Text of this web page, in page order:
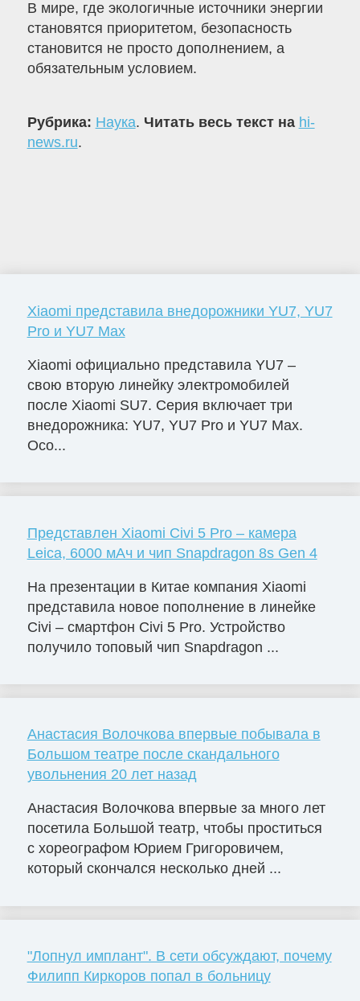
В мире, где экологичные источники энергии
становятся приоритетом, безопасность
становится не просто дополнением, а
обязательным условием.
Рубрика: Наука. Читать весь текст на hi-
news.ru.
Xiaomi представила внедорожники YU7, YU7
Pro и YU7 Max
Xiaomi официально представила YU7 –
свою вторую линейку электромобилей
после Xiaomi SU7. Серия включает три
внедорожника: YU7, YU7 Pro и YU7 Max.
Осо...
Представлен Xiaomi Civi 5 Pro – камера
Leica, 6000 мАч и чип Snapdragon 8s Gen 4
На презентации в Китае компания Xiaomi
представила новое пополнение в линейке
Civi – смартфон Civi 5 Pro. Устройство
получило топовый чип Snapdragon ...
Анастасия Волочкова впервые побывала в
Большом театре после скандального
увольнения 20 лет назад
Анастасия Волочкова впервые за много лет
посетила Большой театр, чтобы проститься
с хореографом Юрием Григоровичем,
который скончался несколько дней ...
"Лопнул имплант". В сети обсуждают, почему
Филипп Киркоров попал в больницу